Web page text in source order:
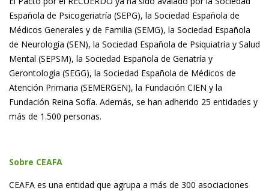
Española de Psicogeriatría (SEPG), la Sociedad Española de
Médicos Generales y de Familia (SEMG), la Sociedad Española
de Neurología (SEN), la Sociedad Española de Psiquiatría y Salud
Mental (SEPSM), la Sociedad Española de Geriatría y
Gerontología (SEGG), la Sociedad Española de Médicos de
Atención Primaria (SEMERGEN), la Fundación CIEN y la
Fundación Reina Sofía. Además, se han adherido 25 entidades y
más de 1.500 personas.
Sobre CEAFA
CEAFA es una entidad que agrupa a más de 300 asociaciones